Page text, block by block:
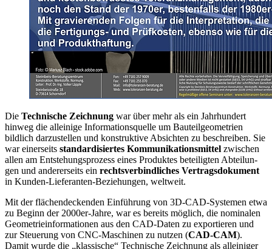
Die Technische Zeichnung war über mehr als ein Jahr­hundert
hinweg die alleinige Informati­onsquelle um Bau­teilge­ometrien
bildlich darzustellen und konstruk­tive Ab­sich­ten zu beschreiben. Sie
war einerseits stan­dardisier­tes Kommunikati­onsmittel zwi­schen
allen am Entste­hungs­pro­zess eines Pro­duktes beteiligten Abtei­lun­
gen und an­dererseits ein rechtsverbindliches Ver­tragsdoku­ment
in Kunden-Liefe­ranten-Be­ziehungen, weltweit.
Mit der flächendeckenden Einführung von 3D-CAD-Systemen etwa
zu Be­ginn der 2000er-Jahre, war es bereits möglich, die no­mi­na­len
Geometrieinformationen aus den CAD-Daten zu ex­por­tieren und
zur Steuerung von CNC-Maschinen zu nutzen (CAD-CAM).
Damit wurde die „klassische“ Techni­sche Zeich­nung als alleiniger